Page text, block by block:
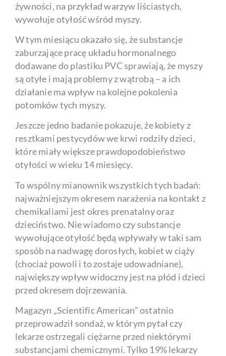
żywności, na przykład warzyw liściastych,
wywołuje otyłość wśród myszy.
W tym miesiącu okazało się, że substancje
zaburzające pracę układu hormonalnego
dodawane do plastiku PVC sprawiają, że myszy
są otyłe i mają problemy z wątrobą – a ich
działanie ma wpływ na kolejne pokolenia
potomków tych myszy.
Jeszcze jedno badanie pokazuje, że kobiety z
resztkami pestycydów we krwi rodziły dzieci,
które miały większe prawdopodobieństwo
otyłości w wieku 14 miesięcy.
To wspólny mianownik wszystkich tych badań:
najważniejszym okresem narażenia na kontakt z
chemikaliami jest okres prenatalny oraz
dzieciństwo. Nie wiadomo czy substancje
wywołujące otyłość będą wpływały w taki sam
sposób na nadwagę dorosłych, kobiet w ciąży
(chociaż powoli i to zostaje udowadniane),
największy wpływ widoczny jest na płód i dzieci
przed okresem dojrzewania.
Magazyn „Scientific American” ostatnio
przeprowadził sondaż, w którym pytał czy
lekarze ostrzegali ciężarne przed niektórymi
substancjami chemicznymi. Tylko 19% lekarzy